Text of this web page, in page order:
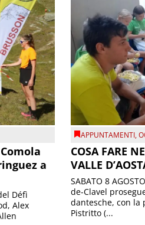
a
Défì
Alex
APPUNTAMENTI,
COSA FARE
VALLE
SABATO 8
de-Clavel
dantesche, con la
Pistritto (...